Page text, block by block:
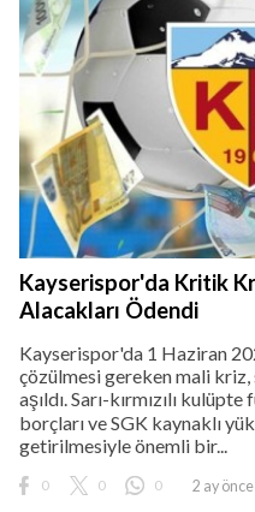
Kayserispor'da Kritik
Alacakları Ödendi
Kayserispor'da 1 Haziran
çözülmesi gereken mali kriz,
aşıldı. Sarı-kırmızılı
borçları ve SGK kaynaklı
getirilmesiyle önemli bir...
0 0 0 2 ay önce